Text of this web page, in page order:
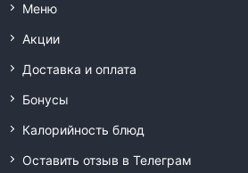
Меню
Акции
Доставка и оплата
Бонусы
Калорийность блюд
Оставить отзыв в Телеграм